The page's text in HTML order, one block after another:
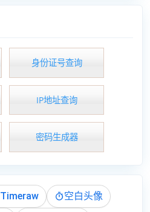
身份证号查询
IP地址查询
密码生成器
Timeraw
空白头像